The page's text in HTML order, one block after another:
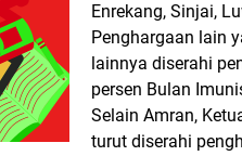
Enrekang, Sinjai,
Penghargaan lain
lainnya diserahi
persen Bulan
Selain Amran,
turut diserahi